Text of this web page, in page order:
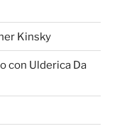
Kinsky
con Ulderica Da